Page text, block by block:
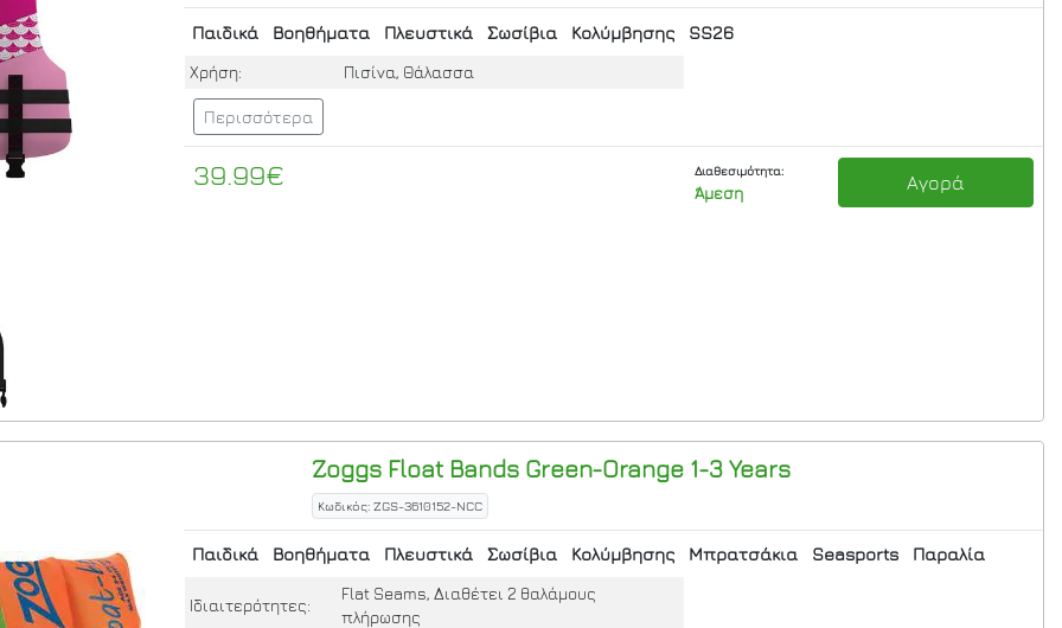
Παιδικά Βοηθήματα Πλευστικά Σωσίβια Κολύμβησης SS26
Χρήση: Πισίνα, Θάλασσα
Περισσότερα
39.99€ Διαθεσιμότητα:
Άμεση Αγορά
ZoggsFloat Bands Green-Orange 1-3 Years
Κωδικός: ZGS-3610152-NCC
Παιδικά Βοηθήματα Πλευστικά Σωσίβια Κολύμβησης Μπρατσάκια Seasports Παραλία
Ιδιαιτερότητες:
Flat Seams, Διαθέτει 2 θαλάμους
πλήρωσης